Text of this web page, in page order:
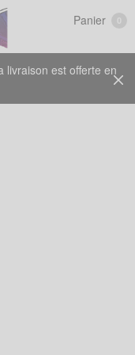
livraison est offerte en
Panier